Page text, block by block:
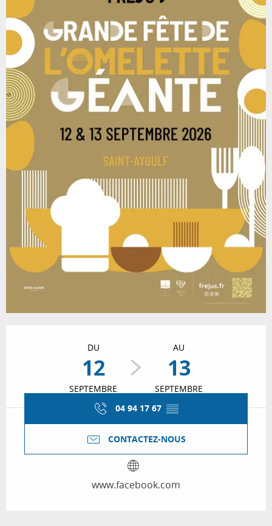
DU
12
SEPTEMBRE
AU
13
SEPTEMBRE
04 94 17 67 ▒▒
CONTACTEZ-NOUS
www.facebook.com